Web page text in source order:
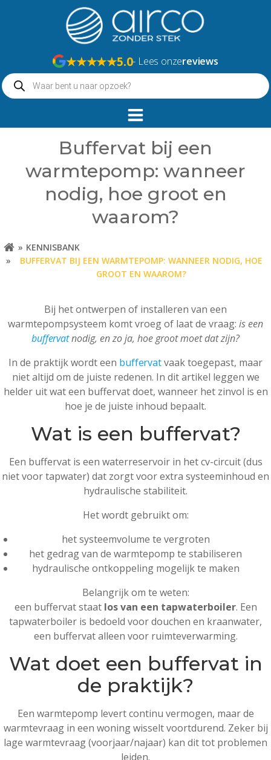
Naar
inhoud
★★★★★5.0- Lees onzereviews
Producten
zoeken
Buffervat bij een
warmtepomp: wanneer
nodig, hoe groot en
waarom?
KENNISBANK
BUFFERVAT BIJ EEN WARMTEPOMP: WANNEER NODIG, HOE
GROOT EN WAAROM?
Bij het ontwerpen of installeren van een
warmtepompsysteem komt vroeg of laat de vraag: is een
buffervatnodig, en zo ja, hoe groot moet dat zijn?
In de praktijk wordt een buffervatvaak toegepast, maar
niet altijd om de juiste redenen. In dit artikel leggen we
helder uit wat een buffervat doet, wanneer het zinvol is en
hoe je de juiste inhoud bepaalt.
Wat is een buffervat?
Een buffervat is een waterreservoir in het cv-circuit (dus
niet voor tapwater) dat zorgt voor extra systeeminhoud en
hydraulische stabiliteit.
Het wordt gebruikt om:
het systeemvolume te vergroten
het gedrag van de warmtepomp te stabiliseren
hydraulische ontkoppeling mogelijk te maken
Belangrijk om te weten:
een buffervat staat los van een tapwaterboiler. Een
tapwaterboiler is bedoeld voor douchen en kraanwater,
een buffervat alleen voor ruimteverwarming.
Wat doet een buffervat in
de praktijk?
Een warmtepomp levert continu vermogen, maar de
warmtevraag in een woning wisselt voortdurend. Zeker bij
lage warmtevraag (voorjaar/najaar) kan dit tot problemen
leiden.